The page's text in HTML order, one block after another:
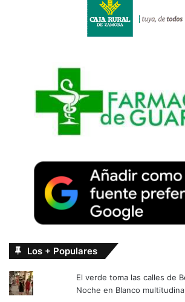
Los + Populares
El verde toma las calles de
Noche en Blanco